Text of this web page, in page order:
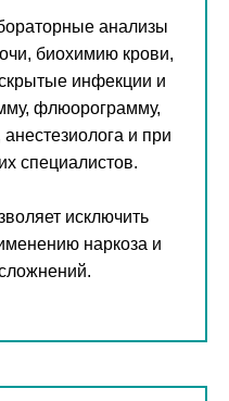
анализы
биохимию крови,
инфекции и
флюорограмму,
и при
специалистов.
исключить
наркоза и